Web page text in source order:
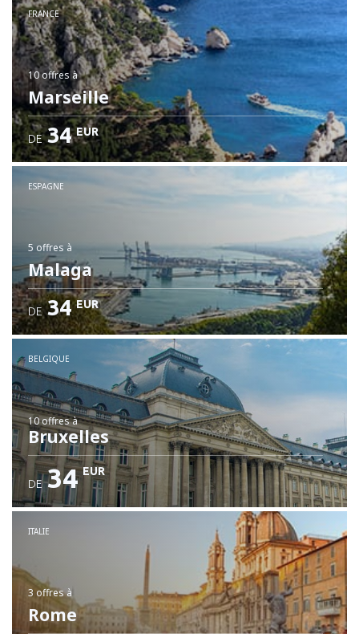
FRANCE
10 offres à
Marseille
DE 34 EUR
ESPAGNE
5 offresà
Malaga
DE 34 EUR
BELGIQUE
10 offresà
Bruxelles
DE 34 EUR
ITALIE
3 offresà
Rome